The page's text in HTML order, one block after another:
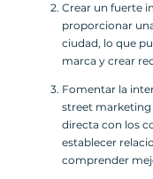
Crear un fuerte
proporcionar
ciudad, lo que
marca y crear
Fomentar la
street
directa con los
establecer
comprender